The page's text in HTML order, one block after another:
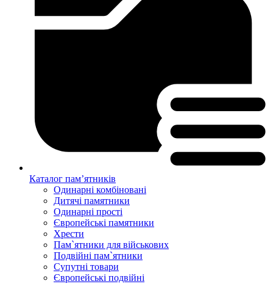
Каталог пам’ятників
Одинарні комбіновані
Дитячі памятники
Одинарні прості
Європейські памятники
Хрести
Пам`ятники для військових
Подвійні пам`ятники
Супутні товари
Європейські подвійні